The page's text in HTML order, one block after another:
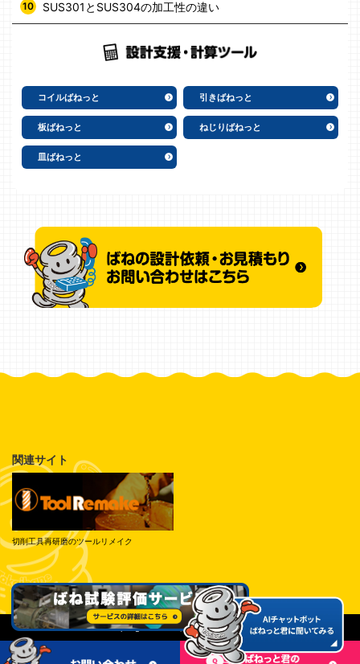
SUS301とSUS304の加工性の違い
コイルばねっと 引きばねっと
板ばねっと ねじりばねっと
皿ばねっと
関連サイト
切削工具再研磨のツールリメイク
© Tokai Spring Industries, Inc. All Rights Reserved.